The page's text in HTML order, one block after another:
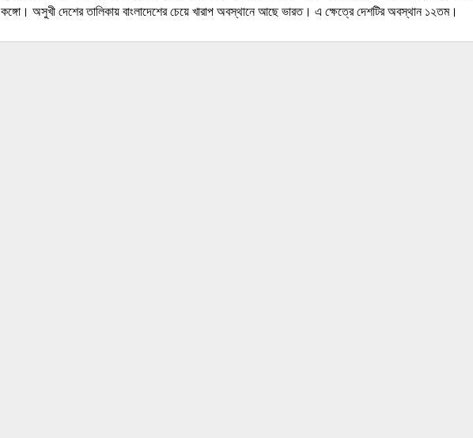
কঙ্গো। অসুখী দেশের তালিকায় বাংলাদেশের চেয়ে খারাপ অবস্থানে আছে ভারত। এ ক্ষেত্রে দেশটির অবস্থান ১২তম।